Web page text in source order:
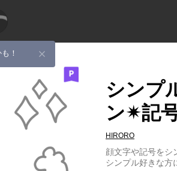
！
シンプ
ン✴︎記
HIRORO
顔文字や記号をシ
シンプル好きな方